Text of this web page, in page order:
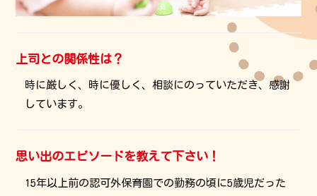
上司との関係性は？
時に厳しく、時に優しく、相談にのっていただき、感謝
しています。
思い出のエピソードを教えて下さい！
15年以上前の認可外保育園での勤務の頃に5歳児だった